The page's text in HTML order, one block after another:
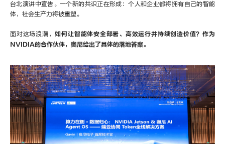
台北演讲中宣告。一个新的共识正在形成：个人和企业都将拥有自己的智能
体，社会生产力将被重塑。
面对这场浪潮，如何让智能体安全部署、高效运行并持续创造价值？作为
NVIDIA的合作伙伴，奥尼给出了具体的落地答案。